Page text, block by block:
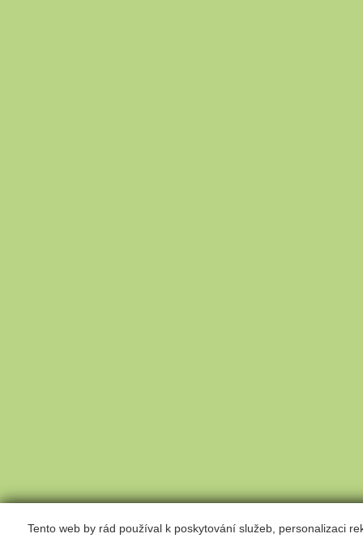
Tento web by rád používal k poskytování služeb, personalizaci